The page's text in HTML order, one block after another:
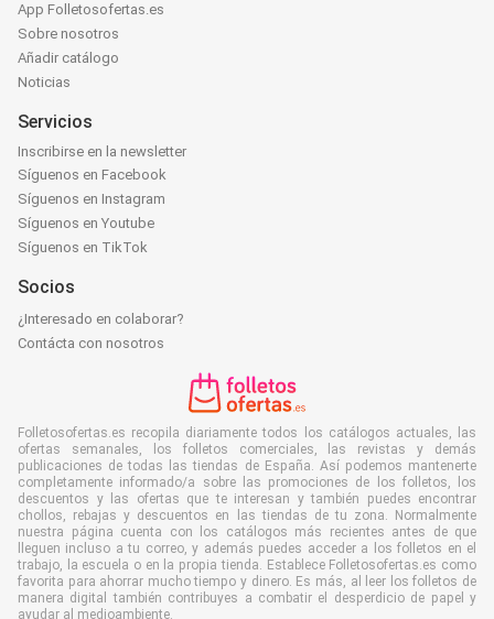
App Folletosofertas.es
Sobre nosotros
Añadir catálogo
Noticias
Servicios
Inscribirse en la newsletter
Síguenos en Facebook
Síguenos en Instagram
Síguenos en Youtube
Síguenos en TikTok
Socios
¿Interesado en colaborar?
Contácta con nosotros
Folletosofertas.es recopila diariamente todos los catálogos actuales, las
ofertas semanales, los folletos comerciales, las revistas y demás
publicaciones de todas las tiendas de España. Así podemos mantenerte
completamente informado/a sobre las promociones de los folletos, los
descuentos y las ofertas que te interesan y también puedes encontrar
chollos, rebajas y descuentos en las tiendas de tu zona. Normalmente
nuestra página cuenta con los catálogos más recientes antes de que
lleguen incluso a tu correo, y además puedes acceder a los folletos en el
trabajo, la escuela o en la propia tienda. Establece Folletosofertas.es como
favorita para ahorrar mucho tiempo y dinero. Es más, al leer los folletos de
manera digital también contribuyes a combatir el desperdicio de papel y
ayudar al medioambiente.